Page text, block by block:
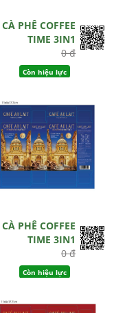
CÀ PHÊ COFFEE
TIME 3IN1
0 đ
Còn hiệu lực
CÀ PHÊ COFFEE
TIME 3IN1
0 đ
Còn hiệu lực